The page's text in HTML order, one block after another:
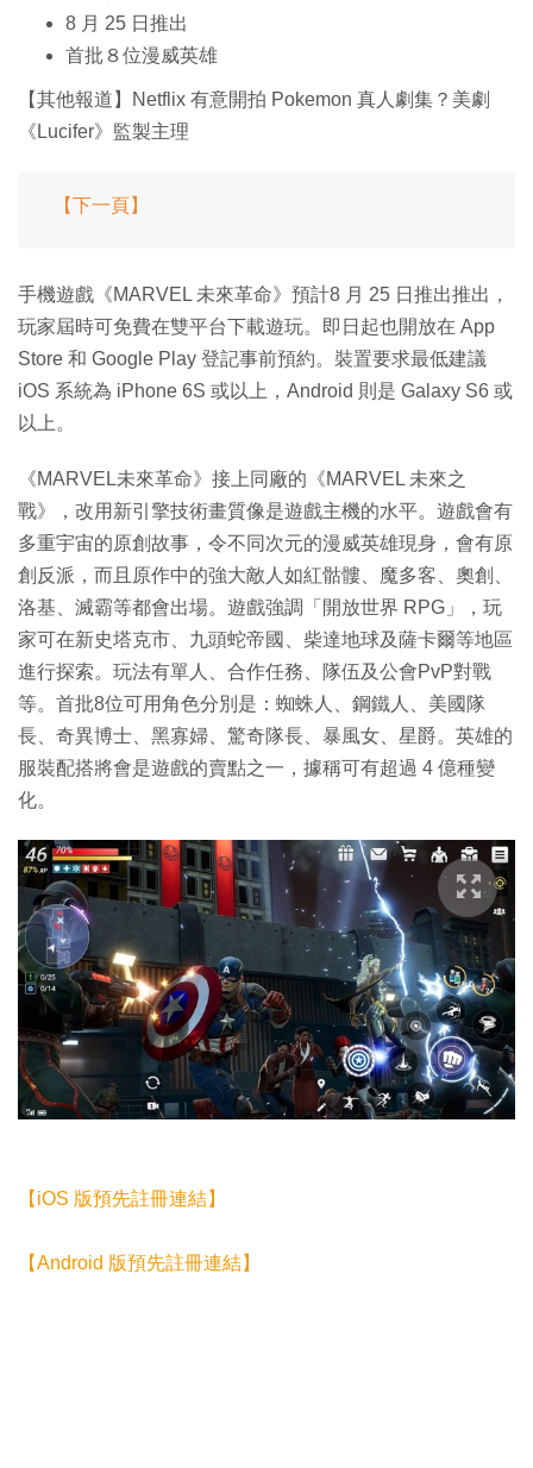
8 月 25 日推出
首批８位漫威英雄
【其他報道】Netflix 有意開拍 Pokemon 真人劇集？美劇
《Lucifer》監製主理
【下一頁】
手機遊戲《MARVEL 未來革命》預計8 月 25 日推出推出，
玩家屆時可免費在雙平台下載遊玩。即日起也開放在 App
Store 和 Google Play 登記事前預約。裝置要求最低建議
iOS 系統為 iPhone 6S 或以上，Android 則是 Galaxy S6 或
以上。
《MARVEL未來革命》接上同廠的《MARVEL 未來之
戰》，改用新引擎技術畫質像是遊戲主機的水平。遊戲會有
多重宇宙的原創故事，令不同次元的漫威英雄現身，會有原
創反派，而且原作中的強大敵人如紅骷髏、魔多客、奧創、
洛基、滅霸等都會出場。遊戲強調「開放世界 RPG」，玩
家可在新史塔克市、九頭蛇帝國、柴達地球及薩卡爾等地區
進行探索。玩法有單人、合作任務、隊伍及公會PvP對戰
等。首批8位可用角色分別是：蜘蛛人、鋼鐵人、美國隊
長、奇異博士、黑寡婦、驚奇隊長、暴風女、星爵。英雄的
服裝配搭將會是遊戲的賣點之一，據稱可有超過 4 億種變
化。
【iOS 版預先註冊連結】
【Android 版預先註冊連結】